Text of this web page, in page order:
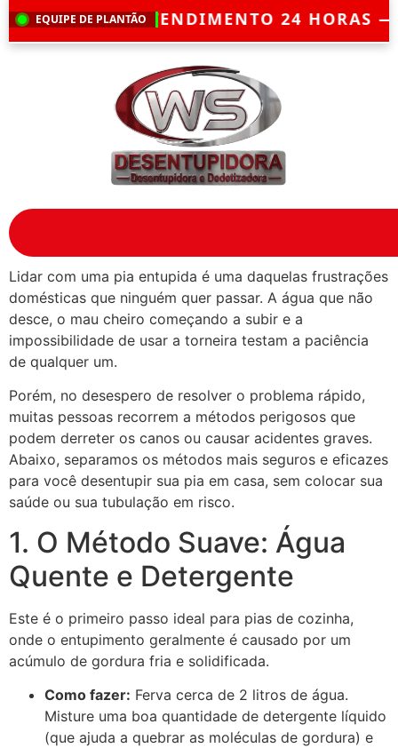
EQUIPE DE PLANTÃO24 HORAS —
Lidar com uma pia entupida é uma daquelas frustrações
domésticas que ninguém quer passar. A água que não
desce, o mau cheiro começando a subir e a
impossibilidade de usar a torneira testam a paciência
de qualquer um.
Porém, no desespero de resolver o problema rápido,
muitas pessoas recorrem a métodos perigosos que
podem derreter os canos ou causar acidentes graves.
Abaixo, separamos os métodos mais seguros e eficazes
para você desentupir sua pia em casa, sem colocar sua
saúde ou sua tubulação em risco.
1. O Método Suave: Água
Quente e Detergente
Este é o primeiro passo ideal para pias de cozinha,
onde o entupimento geralmente é causado por um
acúmulo de gordura fria e solidificada.
Como fazer: Ferva cerca de 2 litros de água.
Misture uma boa quantidade de detergente líquido
(que ajuda a quebrar as moléculas de gordura) e